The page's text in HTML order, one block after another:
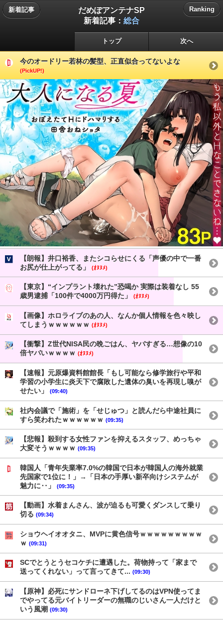
新着記事
だめぽアンテナSP
新着記事： 総合
Ranking
トップ 次へ
今のオードリー若林の髪型、正直似合ってないよな
(PickUP!)
【朗報】井口裕香、またシコらせにくる「声優の中で一番
お尻が仕上がってる」
(ｵﾇﾇﾒ)
【東京】“インプラント壊れた”恐喝か 実際は装着なし 55
歳男逮捕「100件で4000万円得た」
(ｵﾇﾇﾒ)
【画像】ホロライブのあの人、なんか個人情報を色々映し
てしまうｗｗｗｗｗｗ (ｵﾇﾇﾒ)
【衝撃】Z世代NISA民の晩ごはん、ヤバすぎる…想像の10
倍ヤバいｗｗｗｗ (ｵﾇﾇﾒ)
【速報】元原爆資料館館長「もし可能なら修学旅行や平和
学習の小学生に炎天下で腐敗した遺体の臭いを再現し嗅が
せたい」
(09:40)
社内会議で「施術」を「せじゅつ」と読んだら中途社員に
すら笑われたｗｗｗｗｗｗ (09:35)
【悲報】殺到する女性ファンを抑えるスタッフ、めっちゃ
大変そうｗｗｗｗ (09:35)
韓国人「青年失業率7.0%の韓国で日本が韓国人の海外就業
先国家で1位に！」→「日本の手厚い新卒向けシステムが
魅力に‥」
(09:35)
【動画】水着まんさん、波が迫るも可愛くダンスして乗り
切る (09:34)
ショウヘイオオタニ、MVPに黄色信号ｗｗｗｗｗｗｗｗｗ
ｗ (09:31)
SCでとうとうセコケチに遭遇した。荷物持って「家まで
送ってくれない」って言ってきて... (09:30)
【原神】必死にサンドローネ下げしてるのはVPN使ってま
でやってる元バイトリーダーの無職のじいさん一人だけと
いう風潮 (09:30)